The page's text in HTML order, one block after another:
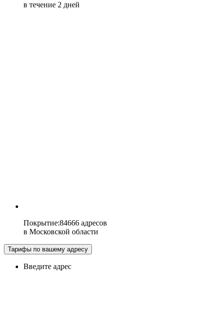
в течение 2 дней
Покрытие:84666 адресов
в Московской области
Тарифы по вашему адресу
Введите адрес